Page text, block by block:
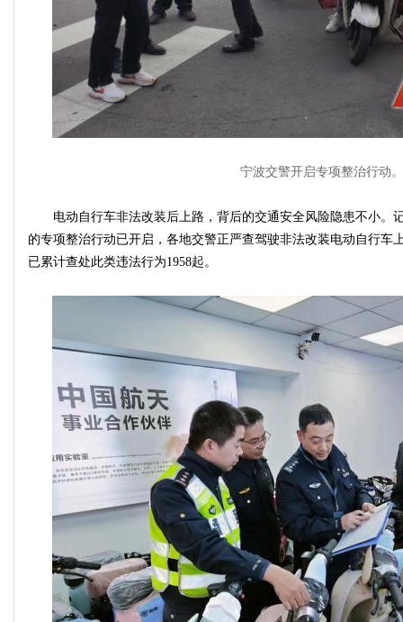
宁波交警开启专项整治行动。
电动自行车非法改装后上路，背后的交通安全风险隐患不小。
的专项整治行动已开启，各地交警正严查驾驶非法改装电动自行车
已累计查处此类违法行为1958起。